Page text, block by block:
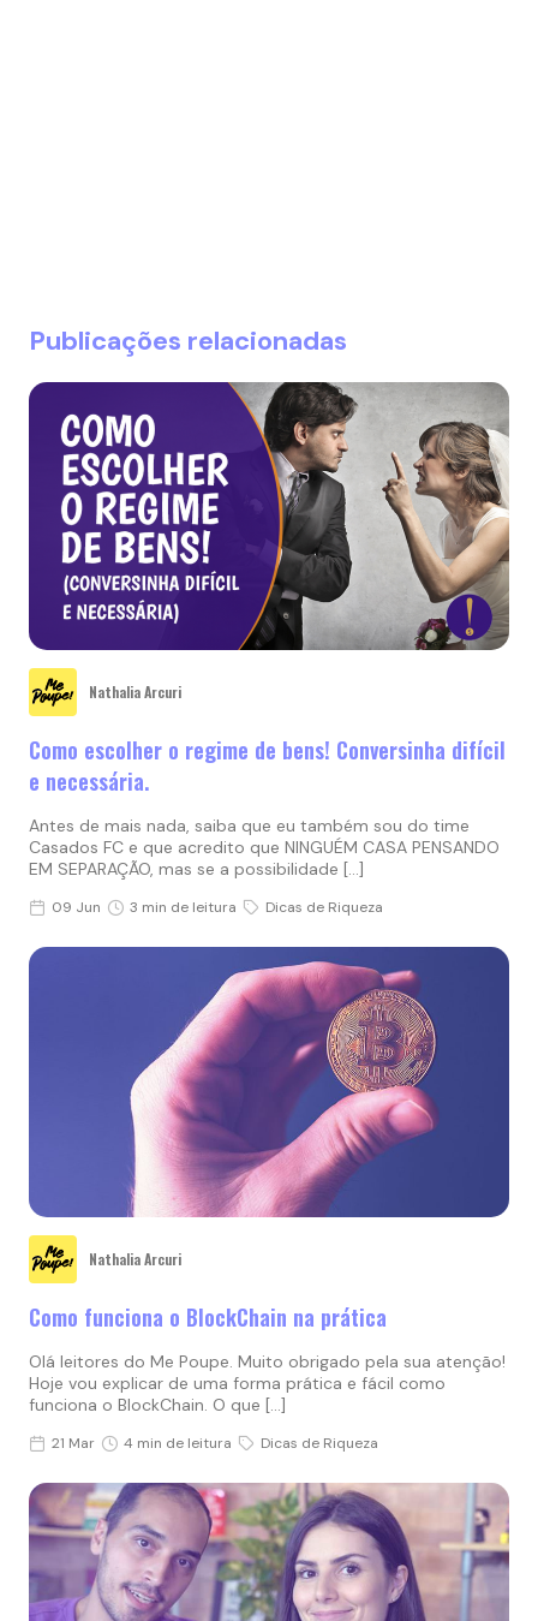
Publicações relacionadas
Nathalia Arcuri
Como escolher o regime de bens! Conversinha difícil
e necessária.
Antes de mais nada, saiba que eu também sou do time
Casados FC e que acredito que NINGUÉM CASA PENSANDO
EM SEPARAÇÃO, mas se a possibilidade […]
09 Jun 3 min de leitura Dicas de Riqueza
Nathalia Arcuri
Como funciona o BlockChain na prática
Olá leitores do Me Poupe. Muito obrigado pela sua atenção!
Hoje vou explicar de uma forma prática e fácil como
funciona o BlockChain. O que […]
21 Mar 4 min de leitura Dicas de Riqueza